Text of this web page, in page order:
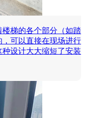
梯的各个部分（如踏
可以直接在现场进行
设计大大缩短了安装